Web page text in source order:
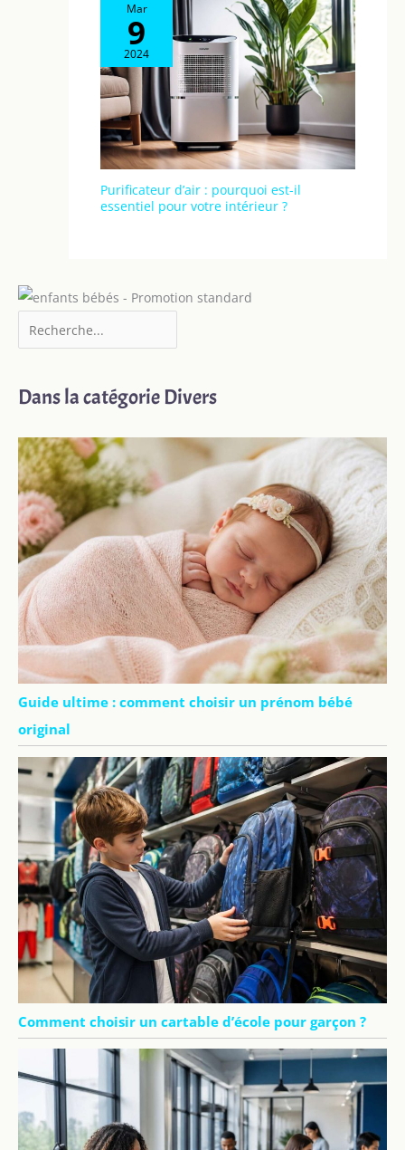
Mar
9
2024
Purificateur d’air : pourquoi est-il
essentiel pour votre intérieur ?
Dans la catégorie Divers
Guide ultime : comment choisir un prénom bébé
original
Comment choisir un cartable d’école pour garçon ?